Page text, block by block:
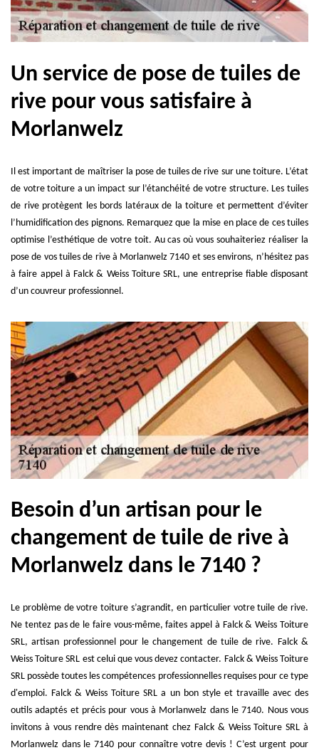
Un service de pose de tuiles de
rive pour vous satisfaire à
Morlanwelz
Il est important de maîtriser la pose de tuiles de rive sur une toiture. L’état
de votre toiture a un impact sur l’étanchéité de votre structure. Les tuiles
de rive protègent les bords latéraux de la toiture et permettent d’éviter
l’humidification des pignons. Remarquez que la mise en place de ces tuiles
optimise l’esthétique de votre toit. Au cas où vous souhaiteriez réaliser la
pose de vos tuiles de rive à Morlanwelz 7140 et ses environs, n’hésitez pas
à faire appel à Falck & Weiss Toiture SRL, une entreprise fiable disposant
d’un couvreur professionnel.
Besoin d’un artisan pour le
changement de tuile de rive à
Morlanwelz dans le 7140 ?
Le problème de votre toiture s’agrandit, en particulier votre tuile de rive.
Ne tentez pas de le faire vous-même, faites appel à Falck & Weiss Toiture
SRL, artisan professionnel pour le changement de tuile de rive. Falck &
Weiss Toiture SRL est celui que vous devez contacter. Falck & Weiss Toiture
SRL possède toutes les compétences professionnelles requises pour ce type
d'emploi. Falck & Weiss Toiture SRL a un bon style et travaille avec des
outils adaptés et précis pour vous à Morlanwelz dans le 7140. Nous vous
invitons à vous rendre dès maintenant chez Falck & Weiss Toiture SRL à
Morlanwelz dans le 7140 pour connaître votre devis ! C’est urgent pour